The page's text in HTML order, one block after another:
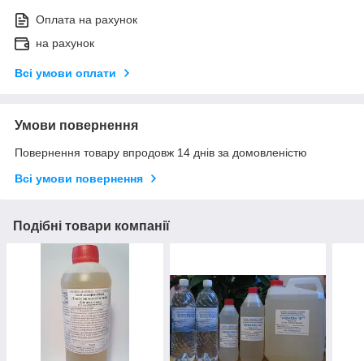
Оплата на рахунок
на рахунок
Всі умови оплати
Умови повернення
Повернення товару впродовж 14 днів за домовленістю
Всі умови повернення
Подібні товари компанії